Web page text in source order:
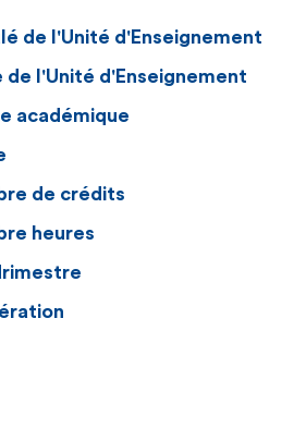
de l'Unité d'Enseignement
de l'Unité d'Enseignement
académique
de crédits
heures